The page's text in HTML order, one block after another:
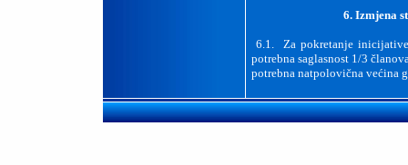
6. Izmjena
6.1. Za pokretanje
potrebna saglasnost 1/3
potrebna natpolovična većina